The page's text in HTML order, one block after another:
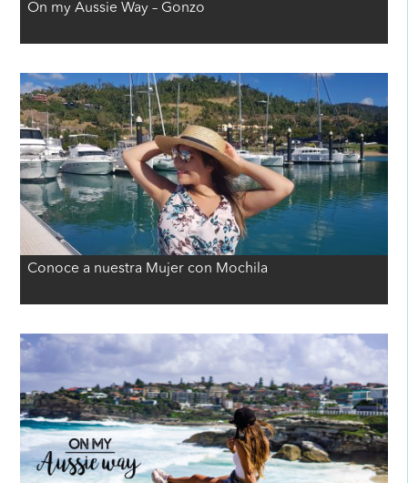
On my Aussie Way – Gonzo
Conoce a nuestra Mujer con Mochila